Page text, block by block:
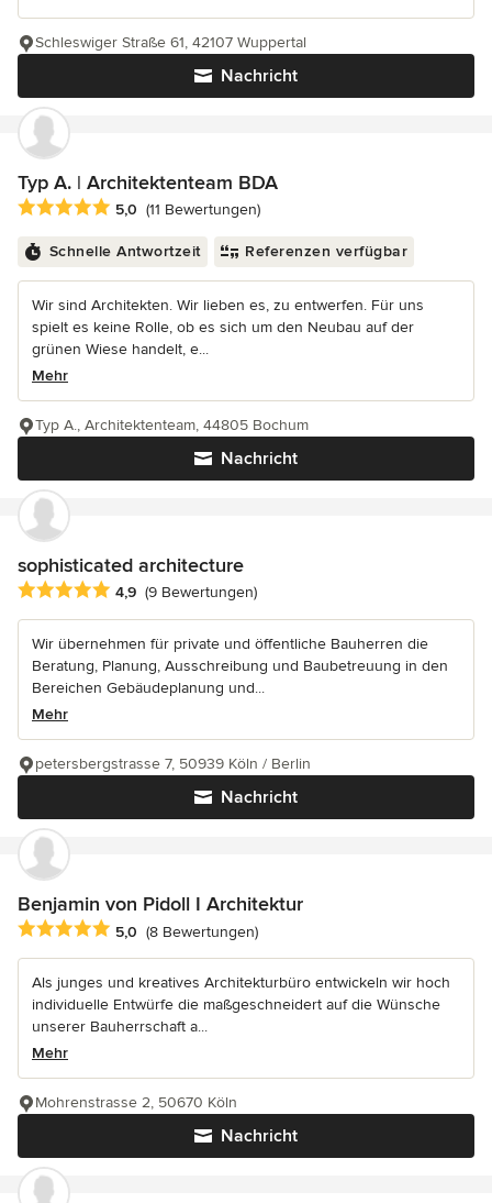
Nachricht
Schleswiger Straße 61, 42107 Wuppertal
Typ A. | Architektenteam BDA
Durchschnittliche Bewertung: 5 von 5 Sternen
5,0 (11 Bewertungen)
Schnelle Antwortzeit Referenzen verfügbar
Wir sind Architekten. Wir lieben es, zu entwerfen. Für uns
spielt es keine Rolle, ob es sich um den Neubau auf der
grünen Wiese handelt, e...
Mehr
Nachricht
Typ A., Architektenteam, 44805 Bochum
sophisticated architecture
Durchschnittliche Bewertung: 4.9 von 5 Sternen
4,9 (9 Bewertungen)
Wir übernehmen für private und öffentliche Bauherren die
Beratung, Planung, Ausschreibung und Baubetreuung in den
Bereichen Gebäudeplanung und...
Mehr
Nachricht
petersbergstrasse 7, 50939 Köln / Berlin
Benjamin von Pidoll I Architektur
Durchschnittliche Bewertung: 5 von 5 Sternen
5,0 (8 Bewertungen)
Als junges und kreatives Architekturbüro entwickeln wir hoch
individuelle Entwürfe die maßgeschneidert auf die Wünsche
unserer Bauherrschaft a...
Mehr
Nachricht
Mohrenstrasse 2, 50670 Köln